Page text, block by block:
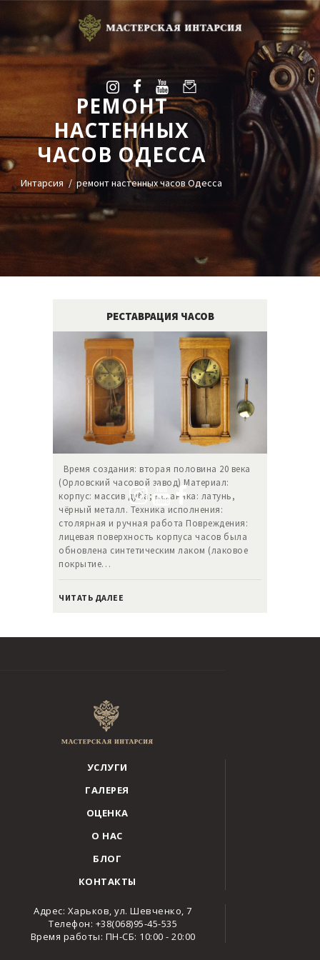
РЕМОНТ
НАСТЕННЫХ
ЧАСОВ ОДЕССА
Интарсия ремонт настенных часов Одесса
УСЛУГИ
ГАЛЕРЕЯ
ОЦЕНКА
О НАС
БЛОГ
КОНТАКТЫ
+38(068)95-45-535
Telegram
РЕСТАВРАЦИЯ ЧАСОВ
Время создания: вторая половина 20 века
(Орловский часовой завод) Материал:
корпус: масcив дуба; механика: латунь,
чёрный металл. Техника исполнения:
столярная и ручная работа Повреждения:
лицевая поверхность корпуса часов была
обновлена синтетическим лаком (лаковое
покрытие…
ЧИТАТЬ ДАЛЕЕ
УСЛУГИ
ГАЛЕРЕЯ
ОЦЕНКА
О НАС
БЛОГ
КОНТАКТЫ
Адрес: Харьков, ул. Шевченко, 7
Телефон: +38(068)95-45-535
Время работы: ПН-СБ: 10:00 - 20:00